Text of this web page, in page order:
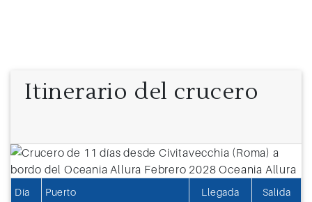
Itinerario del crucero
Día Puerto Llegada Salida